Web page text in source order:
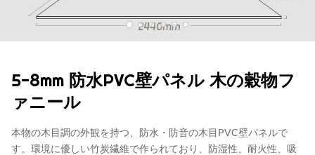
5-8mm 防水PVC壁パネル 木の穀物フ
ァニール
本物の木目調の外観を持つ、防水・防音の木目PVC壁パネルで
す。環境に優しい竹炭繊維で作られており、防湿性、耐火性、吸